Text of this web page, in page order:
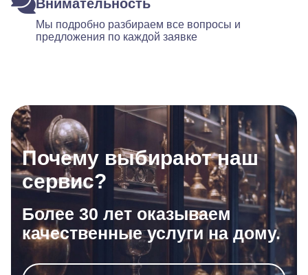
Внимательность
Мы подробно разбираем все вопросы и
предложения по каждой заявке
Почему выбирают наш
сервис?
Более 30 лет оказываем
качественные услуги на дому.